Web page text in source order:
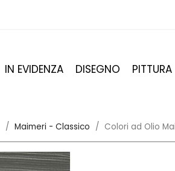
IN EVIDENZA DISEGNO PITTURA
Maimeri - Classico Colori ad Olio